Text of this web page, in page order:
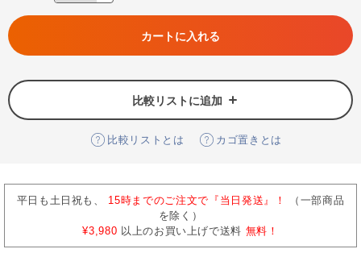
カートに入れる
比較リストに追加
比較リストとは カゴ置きとは
平日も土日祝も、 15時までのご注文で『当日発送』！
（一部商品
を除く）
¥3,980 以上のお買い上げで送料 無料！